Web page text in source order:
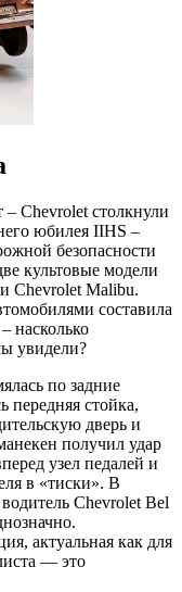
Chevrolet столкнули
юбилея IIHS –
безопасности
культовые модели
Chevrolet Malibu.
составила
насколько
увидели?
по задние
передняя стойка,
дверь и
получил удар
узел педалей и
в «тиски». В
Chevrolet Bel
актуальная как для
— это